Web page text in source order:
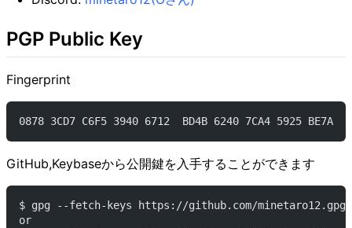
PGP Public Key
Fingerprint
0878 3CD7 C6F5 3940 6712  BD4B 6240 7CA4 5925 BE7A
GitHub,Keybaseから公開鍵を入手することができます
$ gpg --fetch-keys https://github.com/minetaro12.gpg
or